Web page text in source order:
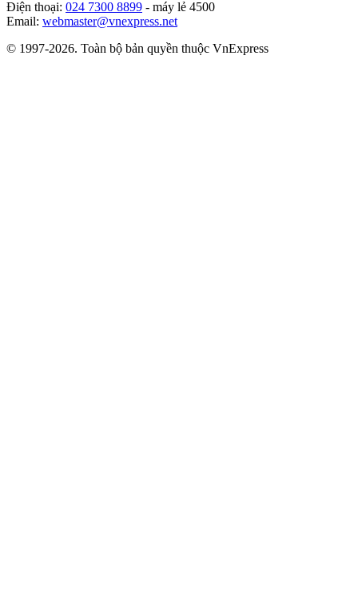
Điện thoại: 024 7300 8899 - máy lẻ 4500
Email: webmaster@vnexpress.net
© 1997-2026. Toàn bộ bản quyền thuộc VnExpress